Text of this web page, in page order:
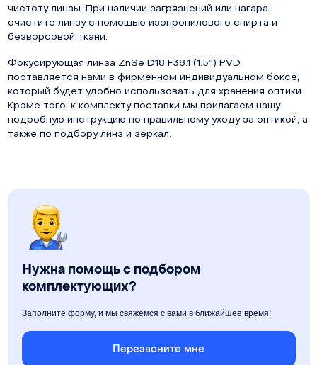
чистоту линзы. При наличии загрязнений или нагара
очистите линзу с помощью изопропилового спирта и
безворсовой ткани.
Фокусирующая линза ZnSe D18 F38.1 (1.5”) PVD
поставляется нами в фирменном индивидуальном боксе,
который будет удобно использовать для хранения оптики.
Кроме того, к комплекту поставки мы прилагаем нашу
подробную инструкцию по правильному уходу за оптикой, а
также по подбору линз и зеркал.
Нужна помощь с подбором
комплектующих?
Заполните форму, и мы свяжемся с вами в ближайшее время!
Перезвоните мне